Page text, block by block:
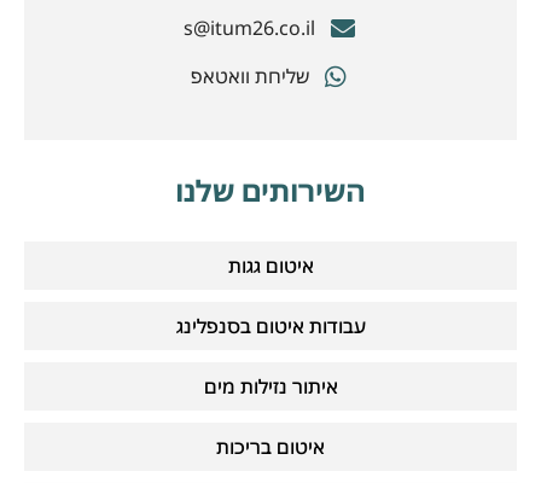
s@itum26.co.il
שליחת וואטאפ
השירותים שלנו
איטום גגות
עבודות איטום בסנפלינג
איתור נזילות מים
איטום בריכות